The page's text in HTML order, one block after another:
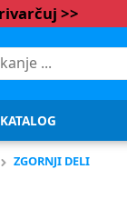
>>
KATALOG
ZGORNJI DELI